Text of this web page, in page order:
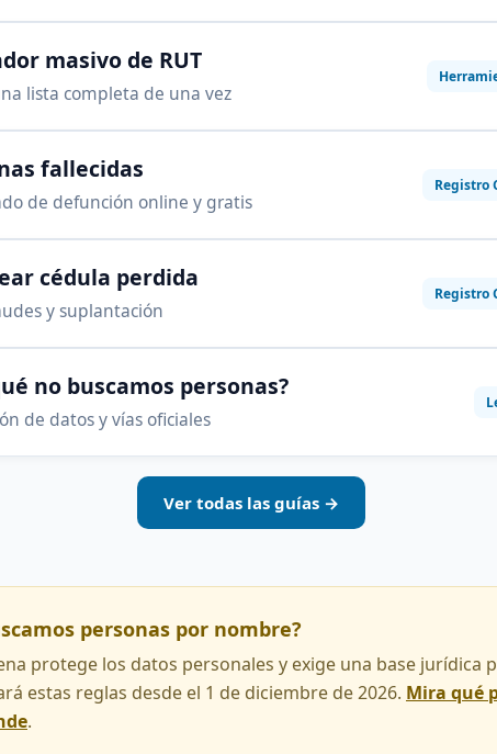
masivo de RUT
lista completa de una vez
fallecidas
de defunción online y gratis
Registro
cédula perdida
y suplantación
Registro
no buscamos personas?
de datos y vías oficiales
Ver todas las guías →
personas por nombre?
protege los datos personales y exige una base jurídica
estas reglas desde el 1 de diciembre de 2026. Mira qué
.